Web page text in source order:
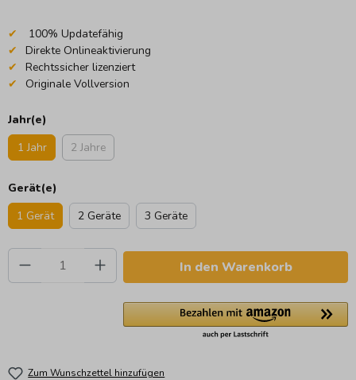
100% Updatefähig
Direkte Onlineaktivierung
Rechtssicher lizenziert
Originale Vollversion
Jahr(e)
1 Jahr
2 Jahre
Gerät(e)
1 Gerät
2 Geräte 3 Geräte
Produkt Anzahl: Gib den gewünschten
In den Warenkorb
Zum Wunschzettel hinzufügen